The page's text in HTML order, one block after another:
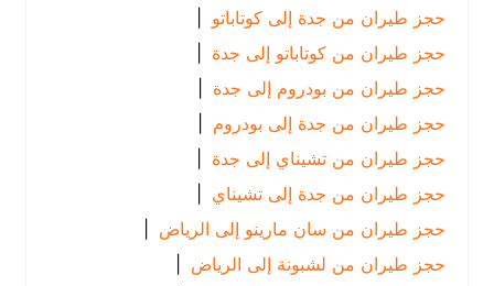
حجز طيران من جدة إلى كوتاباتو |
حجز طيران من كوتاباتو إلى جدة
حجز طيران من بودروم إلى جدة
حجز طيران من جدة إلى بودروم |
حجز طيران من تشيناي إلى جدة
حجز طيران من جدة إلى تشيناي |
حجز طيران من سان مارينو إلى الرياض
|
حجز طيران من لشبونة إلى الرياض
|